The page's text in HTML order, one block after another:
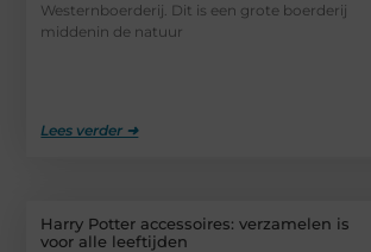
Westernboerderij. Dit is een grote boerderij
middenin de natuur
Lees verder ➜
Harry Potter accessoires: verzamelen is
voor alle leeftijden